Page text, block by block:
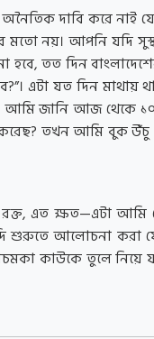
দাবি করে নাই যে
মতো নয়। আপনি যদি
হবে, তত দিন
এটা যত দিন
আমি জানি আজ থেকে
করেছ? তখন আমি বুক
রক্ত, এত ক্ষত—এটা আমি
শুরুতে আলোচনা করা
কাউকে তুলে নিয়ে